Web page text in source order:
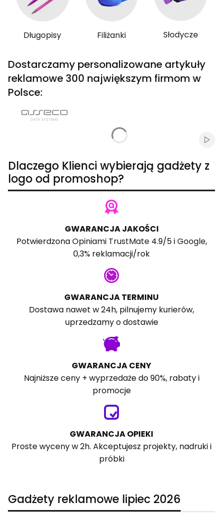
Długopisy Filiżanki Słodycze
Dostarczamy personalizowane artykuły
reklamowe 300 największym firmom w
Polsce:
Dlaczego Klienci wybierają gadżety z
logo od promoshop?
GWARANCJA JAKOŚCI
PotwierdzonaOpiniami TrustMate4.9/5 iGoogle,
0,3% reklamacji/rok
GWARANCJA TERMINU
Dostawa nawet w 24h, pilnujemy kurierów,
uprzedzamy o dostawie
GWARANCJA CENY
Najniższe ceny + wyprzedaże do 90%, rabaty i
promocje
GWARANCJA OPIEKI
Proste wyceny w 2h. Akceptujesz projekty, nadruki i
próbki
Gadżety reklamowe lipiec 2026